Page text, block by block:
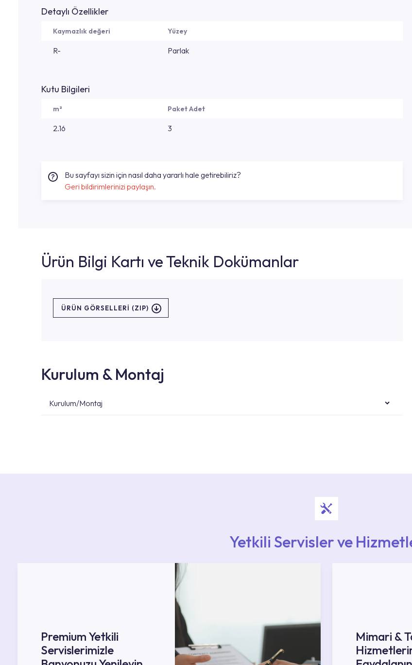
Detaylı Özellikler
Kaymazlık değeri Yüzey
R- Parlak
Kutu Bilgileri
m² Paket Adet
2.16 3
Bu sayfayı sizin için nasıl daha yararlı hale getirebiliriz?
Geri bildirimlerinizi paylaşın.
Ürün Bilgi Kartı ve Teknik Dokümanlar
ÜRÜN GÖRSELLERI (ZIP)
Kurulum & Montaj
Kurulum/Montaj
Yetkili Servisler ve
Premium Yetkili
Servislerimizle
Mimari &